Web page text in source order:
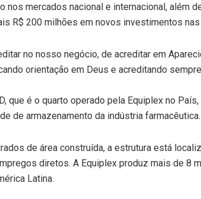
nos mercados nacional e internacional, além
R$ 200 milhões em novos investimentos
no nosso negócio, de acreditar em
orientação em Deus e acreditando
que é o quarto operado pela Equiplex no
de armazenamento da indústria farmacêutica.
de área construída, a estrutura está
diretos. A Equiplex produz mais de 8
Latina.